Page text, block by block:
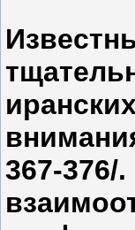
367-376/